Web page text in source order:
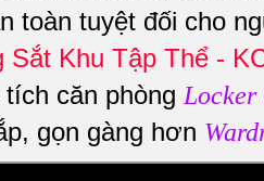
toàn tuyệt đối cho
Sắt Khu Tập Thể -
tích căn phòng Locker
gọn gàng hơn